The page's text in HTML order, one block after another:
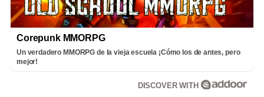
Corepunk MMORPG
Un verdadero MMORPG de la vieja escuela ¡Cómo los de antes, pero
mejor!
DISCOVER WITH